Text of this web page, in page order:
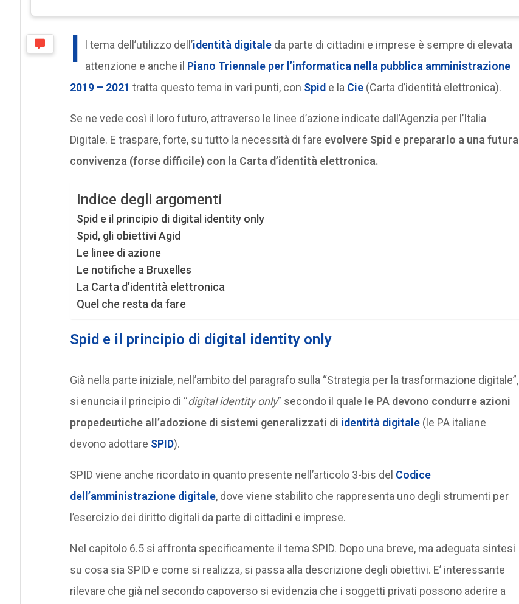
I l tema dell’utilizzo dell’identità digitaleda parte di cittadini e imprese è sempre di elevata
attenzione e anche il Piano Triennale per l’informatica nella pubblica amministrazione
2019 – 2021 tratta questo tema in vari punti, con Spide la Cie(Carta d’identità elettronica).
Se ne vede così il loro futuro, attraverso le linee d’azione indicate dall’Agenzia per l’Italia
Digitale. E traspare, forte, su tutto la necessità di fare evolvere Spid e prepararlo a una futura
convivenza (forse difficile) con la Carta d’identità elettronica.
Indice degli argomenti
Spid e il principio di digital identity only
Spid, gli obiettivi Agid
Le linee di azione
Le notifiche a Bruxelles
La Carta d’identità elettronica
Quel che resta da fare
Spid e il principio di digital identity only
Già nella parte iniziale, nell’ambito del paragrafo sulla “Strategia per la trasformazione digitale”,
si enuncia il principio di “digital identity only” secondo il quale le PA devono condurre azioni
propedeutiche all’adozione di sistemi generalizzati di identità digitale(le PA italiane
devono adottare SPID).
SPID viene anche ricordato in quanto presente nell’articolo 3-bis del Codice
dell’amministrazione digitale, dove viene stabilito che rappresenta uno degli strumenti per
l’esercizio dei diritto digitali da parte di cittadini e imprese.
Nel capitolo 6.5 si affronta specificamente il tema SPID. Dopo una breve, ma adeguata sintesi
su cosa sia SPID e come si realizza, si passa alla descrizione degli obiettivi. E’ interessante
rilevare che già nel secondo capoverso si evidenzia che i soggetti privati possono aderire a